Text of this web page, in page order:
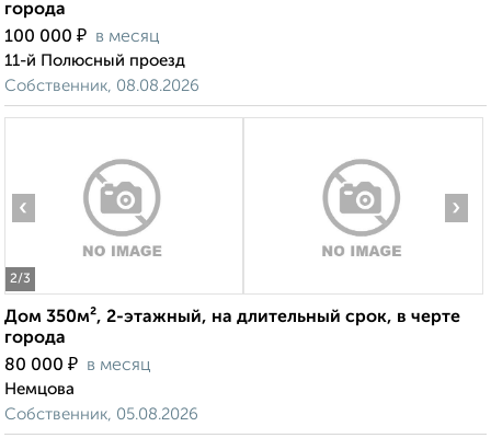
города
100 000 ₽ в месяц
11-й Полюсный проезд
Собственник, 08.08.2026
2/3
‹ ›
Дом 350м², 2-этажный, на длительный срок, в черте
города
80 000 ₽ в месяц
Немцова
Собственник, 05.08.2026